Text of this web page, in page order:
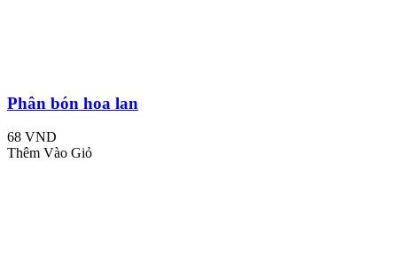
Phân bón hoa lan
68 VND
Thêm Vào Giỏ